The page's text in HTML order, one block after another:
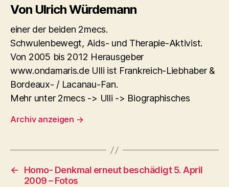
Von Ulrich Würdemann
einer der beiden 2mecs.
Schwulenbewegt, Aids- und Therapie-Aktivist.
Von 2005 bis 2012 Herausgeber
www.ondamaris.de Ulli ist Frankreich-Liebhaber &
Bordeaux- / Lacanau-Fan.
Mehr unter 2mecs -> Ulli -> Biographisches
Archiv anzeigen →
←
Homo- Denkmal erneut beschädigt 5. April
2009 – Fotos